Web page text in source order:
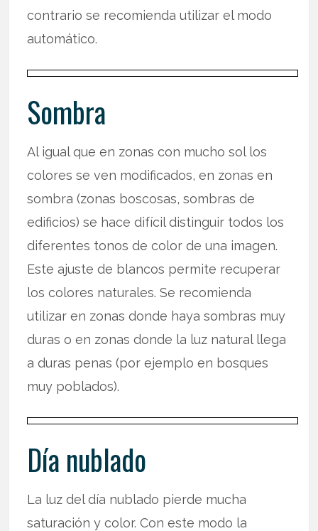
contrario se recomienda utilizar el modo
automático.
Sombra
Al igual que en zonas con mucho sol los
colores se ven modificados, en zonas en
sombra (zonas boscosas, sombras de
edificios) se hace difícil distinguir todos los
diferentes tonos de color de una imagen.
Este ajuste de blancos permite recuperar
los colores naturales. Se recomienda
utilizar en zonas donde haya sombras muy
duras o en zonas donde la luz natural llega
a duras penas (por ejemplo en bosques
muy poblados).
Día nublado
La luz del día nublado pierde mucha
saturación y color. Con este modo la